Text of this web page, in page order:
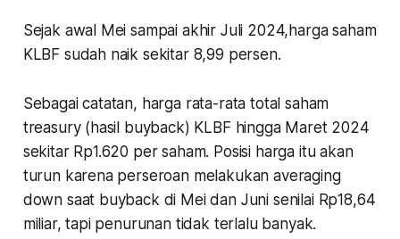
Sejak awal Mei sampai akhir Juli 2024,harga saham
KLBF sudah naik sekitar 8,99 persen.
Sebagai catatan, harga rata-rata total saham
treasury (hasil buyback) KLBF hingga Maret 2024
sekitar Rp1.620 per saham. Posisi harga itu akan
turun karena perseroan melakukan averaging
down saat buyback di Mei dan Juni senilai Rp18,64
miliar, tapi penurunan tidak terlalu banyak.